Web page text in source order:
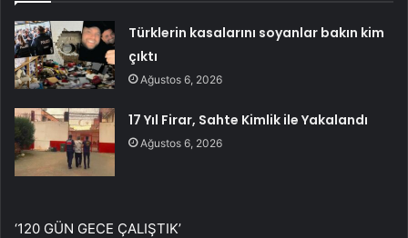
Türklerin kasalarını soyanlar bakın kim
çıktı
Ağustos 6, 2026
17 Yıl Firar, Sahte Kimlik ile Yakalandı
Ağustos 6, 2026
‘120 GÜN GECE ÇALIŞTIK’